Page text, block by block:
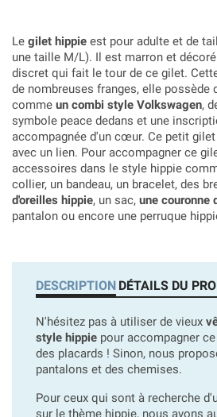
Le gilet hippie est pour adulte et de
une taille M/L). Il est marron et
discret qui fait le tour de ce gilet.
de nombreuses franges, elle
comme un combi style Volkswagen,
symbole peace dedans et une
accompagnée d'un cœur. Ce petit
avec un lien. Pour accompagner ce
accessoires dans le style hippie
collier, un bandeau, un bracelet, des
d'oreilles hippie, un sac, une couronne
pantalon ou encore une perruque
DESCRIPTION DÉTAILS DU
N'hésitez pas à utiliser de vieux
style hippie pour accompagner
des placards ! Sinon, nous
pantalons et des chemises.
Pour ceux qui sont à recherche
sur le thème hippie, nous avons